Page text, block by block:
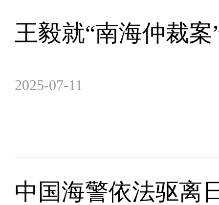
王毅就“南海仲裁
2025-07-11
中国海警依法驱离